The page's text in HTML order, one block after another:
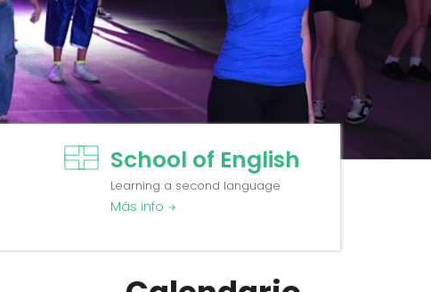
School of English
Learning a second language
Más info